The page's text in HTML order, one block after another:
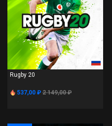
PS4
Rugby 20
537,00 ₽ 2 149,00 ₽